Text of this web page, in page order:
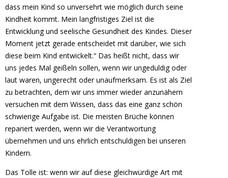
dass mein Kind so unversehrt wie möglich durch seine
Kindheit kommt. Mein langfristiges Ziel ist die
Entwicklung und seelische Gesundheit des Kindes. Dieser
Moment jetzt gerade entscheidet mit darüber, wie sich
diese beim Kind entwickelt.“ Das heißt nicht, dass wir
uns jedes Mal geißeln sollen, wenn wir ungeduldig oder
laut waren, ungerecht oder unaufmerksam. Es ist als Ziel
zu betrachten, dem wir uns immer wieder anzunähern
versuchen mit dem Wissen, dass das eine ganz schön
schwierige Aufgabe ist. Die meisten Brüche können
repariert werden, wenn wir die Verantwortung
übernehmen und uns ehrlich entschuldigen bei unseren
Kindern.
Das Tolle ist: wenn wir auf diese gleichwürdige Art mit